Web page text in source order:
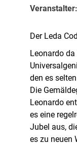
Veranstalter:
Der Leda
Leonardo
den es
Die
Leonardo
es eine
Jubel aus,
es zu neuen